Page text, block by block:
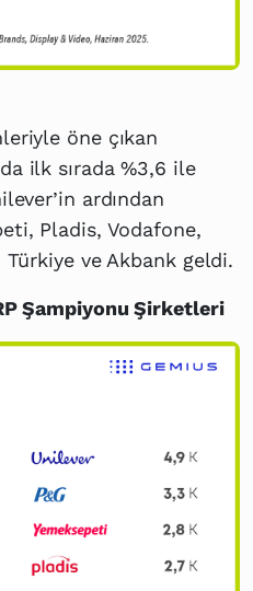
öne çıkan
ilk sırada %3,6 ile
ardından
Pladis, Vodafone,
Türkiye ve Akbank geldi.
Şampiyonu Şirketleri